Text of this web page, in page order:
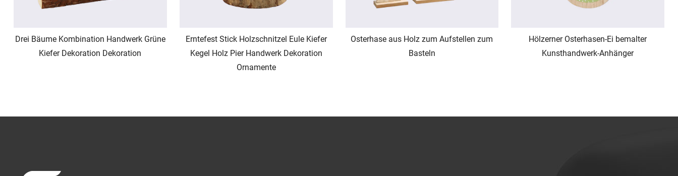
Drei Bäume Kombination Handwerk Grüne
Kiefer Dekoration Dekoration
Erntefest Stick Holzschnitzel Eule Kiefer
Kegel Holz Pier Handwerk Dekoration
Ornamente
Osterhase aus Holz zum Aufstellen zum
Basteln
Hölzerner Osterhasen-Ei bemalter
Kunsthandwerk-Anhänger